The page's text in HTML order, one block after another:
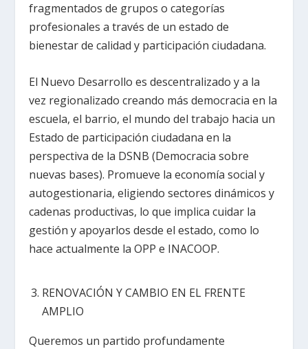
fragmentados de grupos o categorías
profesionales a través de un estado de
bienestar de calidad y participación ciudadana.
El Nuevo Desarrollo es descentralizado y a la
vez regionalizado creando más democracia en la
escuela, el barrio, el mundo del trabajo hacia un
Estado de participación ciudadana en la
perspectiva de la DSNB (Democracia sobre
nuevas bases). Promueve la economía social y
autogestionaria, eligiendo sectores dinámicos y
cadenas productivas, lo que implica cuidar la
gestión y apoyarlos desde el estado, como lo
hace actualmente la OPP e INACOOP.
RENOVACIÓN Y CAMBIO EN EL FRENTE
AMPLIO
Queremos un partido profundamente